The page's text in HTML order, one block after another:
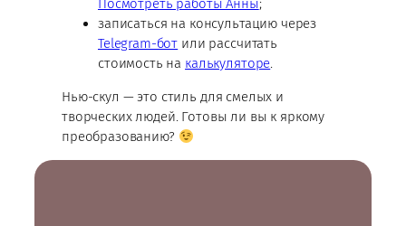
Посмотреть работы Анны;
записаться на консультацию через
Telegram-бот или рассчитать
стоимость на калькуляторе.
Нью-скул — это стиль для смелых и
творческих людей. Готовы ли вы к яркому
преобразованию?